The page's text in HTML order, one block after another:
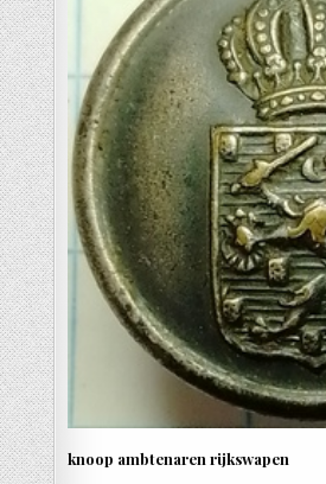
knoop ambtenaren rijkswapen